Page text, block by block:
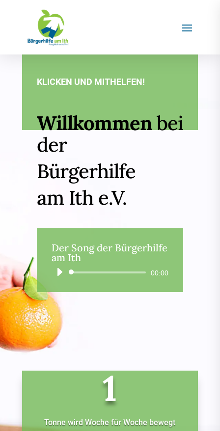
KLICKEN UND MITHELFEN!
Willkommenbei
der
Bürgerhilfe
am Ith e.V.
Der Song der Bürgerhilfe
am Ith
Audio-
00:00
1
Tonne wird Woche für Woche bewegt